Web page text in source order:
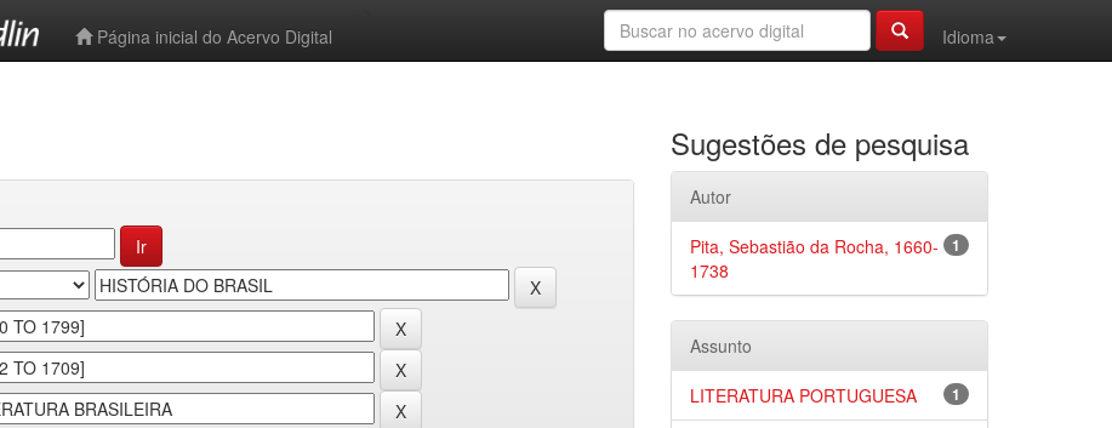
Página inicial do Acervo Digital
Idioma
Sugestões de pesquisa
Autor
1
Pita, Sebastião da Rocha, 1660-
1738
Assunto
1
LITERATURA PORTUGUESA